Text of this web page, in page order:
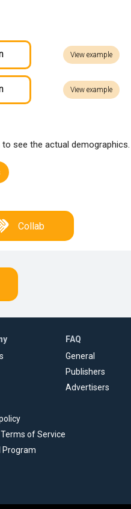
View example
View example
see the actual demographics.
Collab
of Service
Program
FAQ
General
Publishers
Advertisers